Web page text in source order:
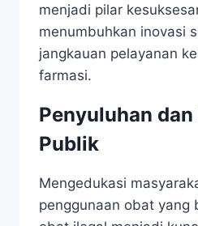
menjadi pilar
menumbuhkan inovasi
jangkauan pelayanan
farmasi.
Penyuluhan dan
Publik
Mengedukasi
penggunaan obat yang